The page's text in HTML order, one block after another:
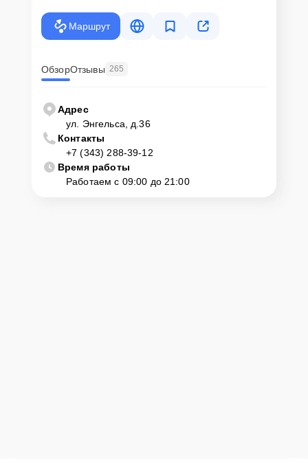
Маршрут
ОбзорОтзывы 265
Адрес
ул. Энгельса, д.36
Контакты
+7 (343) 288-39-12
Время работы
Работаем с 09:00 до 21:00